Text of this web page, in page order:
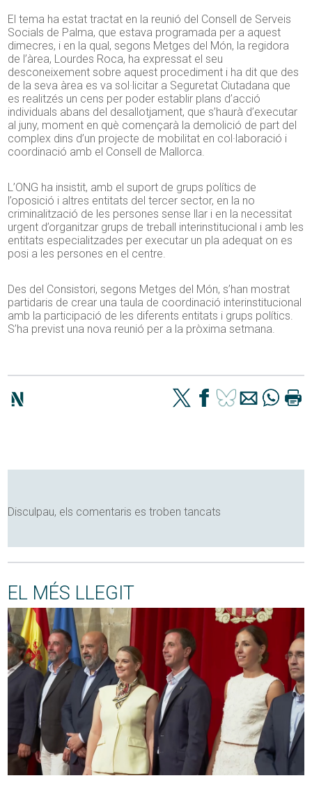
El tema ha estat tractat en la reunió del Consell de Serveis
Socials de Palma, que estava programada per a aquest
dimecres, i en la qual, segons Metges del Món, la regidora
de l’àrea, Lourdes Roca, ha expressat el seu
desconeixement sobre aquest procediment i ha dit que des
de la seva àrea es va sol·licitar a Seguretat Ciutadana que
es realitzés un cens per poder establir plans d’acció
individuals abans del desallotjament, que s’haurà d’executar
al juny, moment en què començarà la demolició de part del
complex dins d’un projecte de mobilitat en col·laboració i
coordinació amb el Consell de Mallorca.
L’ONG ha insistit, amb el suport de grups polítics de
l’oposició i altres entitats del tercer sector, en la no
criminalització de les persones sense llar i en la necessitat
urgent d’organitzar grups de treball interinstitucional i amb les
entitats especialitzades per executar un pla adequat on es
posi a les persones en el centre.
Des del Consistori, segons Metges del Món, s’han mostrat
partidaris de crear una taula de coordinació interinstitucional
amb la participació de les diferents entitats i grups polítics.
S’ha previst una nova reunió per a la pròxima setmana.
Disculpau, els comentaris es troben tancats
EL MÉS LLEGIT